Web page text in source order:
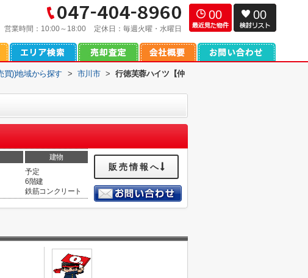
営業時間： 10:00～18:00 定休日： 毎週火曜・水曜日
00 00
買))地域から探す > 市川市 >
行徳芙蓉ハイツ【仲
建物
予定
6階建
鉄筋コンクリート
販売情報へ